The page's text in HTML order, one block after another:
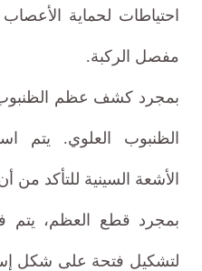
احتياطات لحماية الأعصاب
مفصل الركبة.
بمجرد كشف عظم
الظنبوب العلوي. يتم
الأشعة السينية للتأكد
بمجرد قطع العظم،
لتشكيل فتحة على شكل